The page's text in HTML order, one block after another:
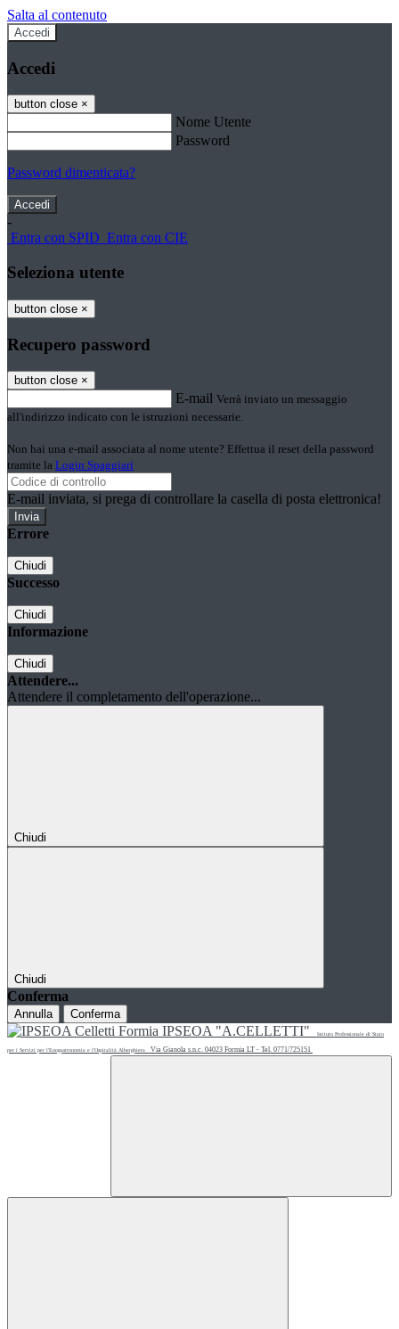
Salta al contenuto
Accedi
Accedi
button close ×
Nome Utente
Password
Password dimenticata?
-
Entra con SPID Entra con CIE
Seleziona utente
button close ×
Recupero password
button close ×
E-mail Verrà inviato un messaggio
all'indirizzo indicato con le istruzioni necessarie.
Non hai una e-mail associata al nome utente? Effettua il reset della password
tramite la Login Spaggiari
E-mail inviata, si prega di controllare la casella di posta elettronica!
Errore
Chiudi
Successo
Chiudi
Informazione
Chiudi
Attendere...
Attendere il completamento dell'operazione...
Chiudi
Chiudi
Conferma
Annulla Conferma
IPSEOA "A.CELLETTI" Istituto Professionale di Stato
per i Servizi per l'Enogastronomia e l'Ospitalità Alberghiera Via Gianola s.n.c. 04023 Formia LT - Tel. 0771/725151